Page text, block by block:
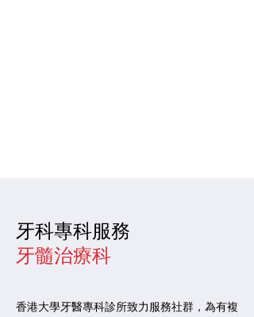
牙科專科服務
​牙髓治療科
香港大學牙醫專科診所致力服務社群，為有複